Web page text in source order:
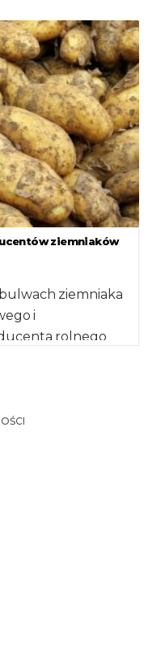
ziemniaków
ziemniaka
i
rolnego